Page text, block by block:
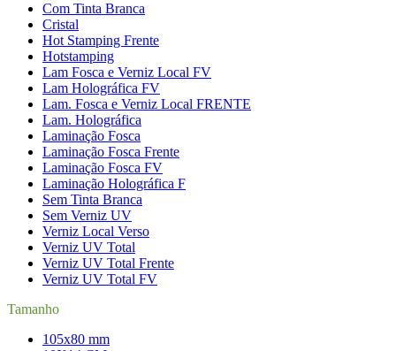
Com Tinta Branca
Cristal
Hot Stamping Frente
Hotstamping
Lam Fosca e Verniz Local FV
Lam Holográfica FV
Lam. Fosca e Verniz Local FRENTE
Lam. Holográfica
Laminação Fosca
Laminação Fosca Frente
Laminação Fosca FV
Laminação Holográfica F
Sem Tinta Branca
Sem Verniz UV
Verniz Local Verso
Verniz UV Total
Verniz UV Total Frente
Verniz UV Total FV
Tamanho
105x80 mm